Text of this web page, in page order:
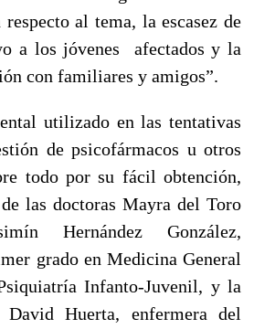
al tema, la escasez de
a los jóvenes afectados y la
con familiares y amigos”.
utilizado en las tentativas
de psicofármacos u otros
todo por su fácil obtención,
las doctoras Mayra del Toro
Hernández González,
grado en Medicina General
Infanto-Juvenil, y la
David Huerta, enfermera del